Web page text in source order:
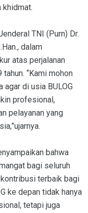
khidmat.
TNI (Purn) Dr.
dalam
atas perjalanan
“Kami mohon
di usia BULOG
profesional,
pelayanan yang
bahwa
bagi seluruh
terbaik bagi
ke depan tidak hanya
tetapi juga